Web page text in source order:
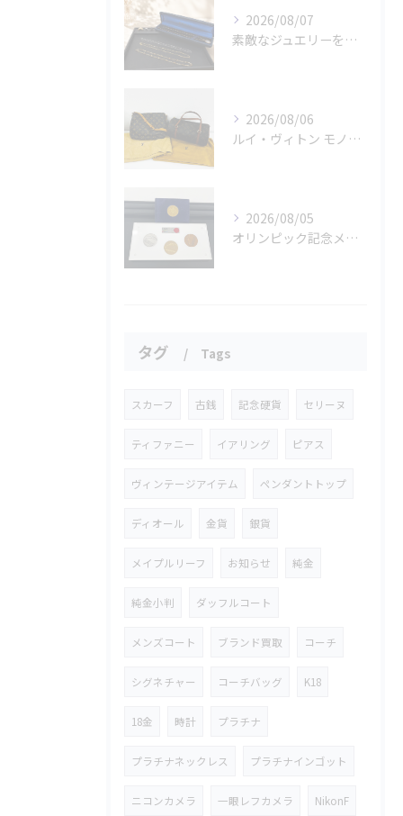
2026/08/07
素敵なジュエリーをたくさんお買取りさせていただきました✨
2026/08/06
ルイ・ヴィトン モノグラムバッグ2点をお買取させていただきました✨
2026/08/05
オリンピック記念メダルとメイプルリーフコインをお買取りさせていただきました🏅✨
タグ Tags
スカーフ 古銭 記念硬貨 セリーヌ
ティファニー イアリング ピアス
ヴィンテージアイテム ペンダントトップ
ディオール 金貨 銀貨
メイプルリーフ お知らせ 純金
純金小判 ダッフルコート
メンズコート ブランド買取 コーチ
シグネチャー コーチバッグ K18
18金 時計 プラチナ
プラチナネックレス プラチナインゴット
ニコンカメラ 一眼レフカメラ NikonF